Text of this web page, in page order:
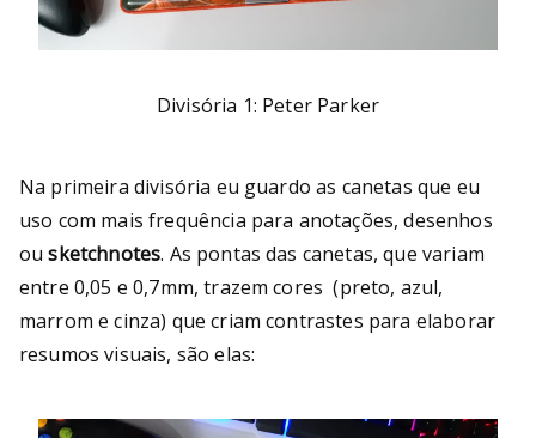
Divisória 1: Peter Parker
Na primeira divisória eu guardo as canetas que eu
uso com mais frequência para anotações, desenhos
ousketchnotes. As pontas das canetas, que variam
entre 0,05 e 0,7mm, trazem cores (preto, azul,
marrom e cinza) que criam contrastes para elaborar
resumos visuais, são elas: